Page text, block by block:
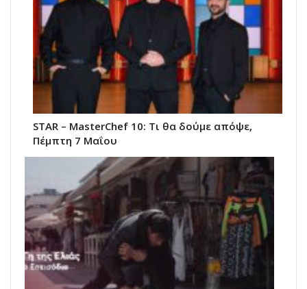
STAR – MasterChef 10: Τι θα δούμε απόψε,
Πέμπτη 7 Μαΐου